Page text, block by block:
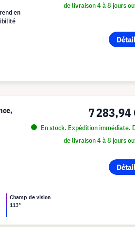
de livraison 4 à 8 jours
en
7
En stock. Expédition immédiate.
de livraison 4 à 8 jours
Champ de vision
113°